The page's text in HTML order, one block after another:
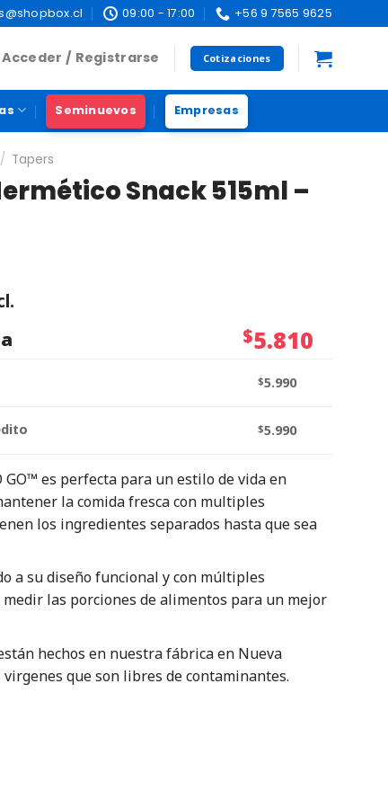
09:00 - 17:00 +56 9 7565 9625
Acceder / Registrarse Cotizaciones
Seminuevos Empresas
/ Tapers
Snack 515ml –
$5.810
$5.990
$5.990
es perfecta para un estilo de vida en
la comida fresca con multiples
los ingredientes separados hasta que sea
a su diseño funcional y con múltiples
las porciones de alimentos para un mejor
hechos en nuestra fábrica en Nueva
que son libres de contaminantes.